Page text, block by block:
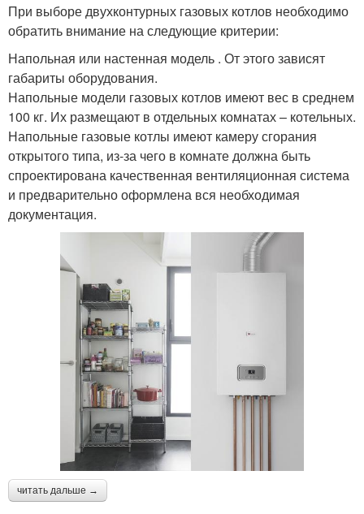
При выборе двухконтурных газовых котлов необходимо
обратить внимание на следующие критерии:
Напольная или настенная модель . От этого зависят
габариты оборудования.
Напольные модели газовых котлов имеют вес в среднем
100 кг. Их размещают в отдельных комнатах – котельных.
Напольные газовые котлы имеют камеру сгорания
открытого типа, из-за чего в комнате должна быть
спроектирована качественная вентиляционная система
и предварительно оформлена вся необходимая
документация.
читать дальше →